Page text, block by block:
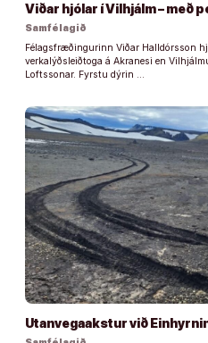
Viðar hjólar í Vilhjálm – með
Samfélagið
Félagsfræðingurinn Viðar Halldórsson
verkalýðsleiðtoga á Akranesi en
Loftssonar. Fyrstu dýrin …
Utanvegaakstur við